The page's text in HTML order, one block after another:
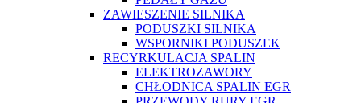
ZAWIESZENIE SILNIKA
PODUSZKI SILNIKA
WSPORNIKI PODUSZEK
RECYRKULACJA SPALIN
ELEKTROZAWORY
CHŁODNICA SPALIN EGR